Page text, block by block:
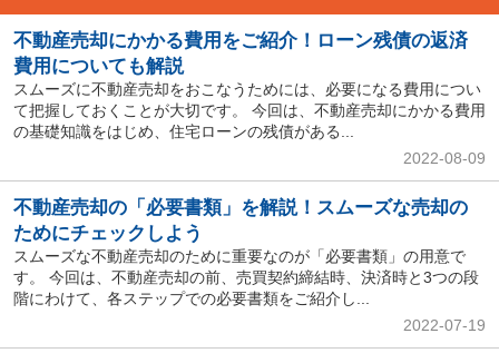
不動産売却にかかる費用をご紹介！ローン残債の返済
費用についても解説
スムーズに不動産売却をおこなうためには、必要になる費用につい
て把握しておくことが大切です。 今回は、不動産売却にかかる費用
の基礎知識をはじめ、住宅ローンの残債がある...
2022-08-09
不動産売却の「必要書類」を解説！スムーズな売却の
ためにチェックしよう
スムーズな不動産売却のために重要なのが「必要書類」の用意で
す。 今回は、不動産売却の前、売買契約締結時、決済時と3つの段
階にわけて、各ステップでの必要書類をご紹介し...
2022-07-19